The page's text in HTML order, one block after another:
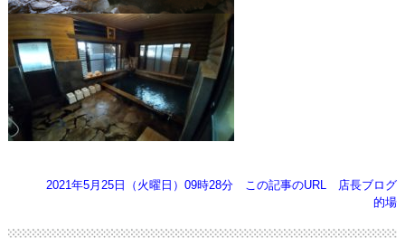
2021年5月25日（火曜日）09時28分 この記事のURL
店長ブログ
的場